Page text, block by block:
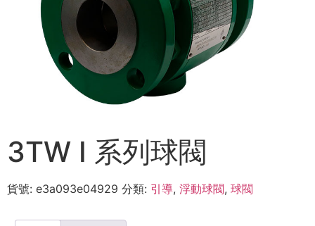
3TW I 系列球閥
貨號: e3a093e04929 分類: 引導, 浮動球閥, 球閥